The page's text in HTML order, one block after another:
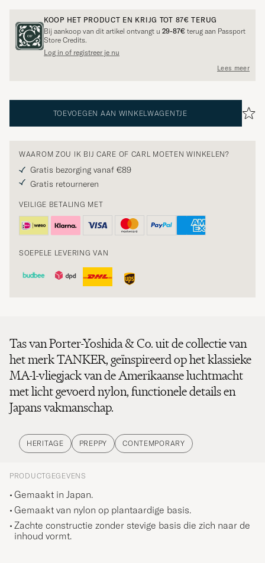
KOOP HET PRODUCT EN KRIJG TOT 87€ TERUG
Bij aankoop van dit artikel ontvangt u 29-87€ terug aan Passport
Store Credits.
Log in of registreer je nu
Lees meer
TOEVOEGEN AAN WINKELWAGENTJE
WAAROM ZOU IK BIJ CARE OF CARL MOETEN WINKELEN?
Gratis bezorging vanaf €89
Gratis retourneren
VEILIGE BETALING MET
SOEPELE LEVERING VAN
Tas van Porter-Yoshida & Co. uit de collectie van
het merk TANKER, geïnspireerd op het klassieke
MA-1-vliegjack van de Amerikaanse luchtmacht
met licht gevoerd nylon, functionele details en
Japans vakmanschap.
HERITAGE PREPPY CONTEMPORARY
PRODUCTGEGEVENS
Gemaakt in Japan.
Gemaakt van nylon op plantaardige basis.
Zachte constructie zonder stevige basis die zich naar de
inhoud vormt.